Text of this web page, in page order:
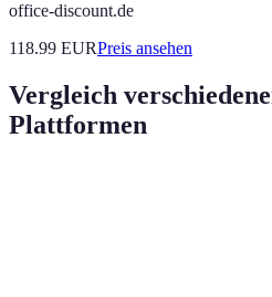
office-discount.de
118.99 EURPreis ansehen
Vergleich
Plattformen